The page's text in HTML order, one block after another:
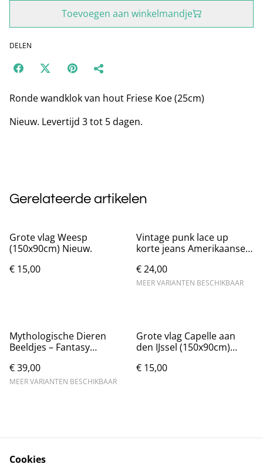
Toevoegen aan winkelmandje
DELEN
Ronde wandklok van hout Friese Koe (25cm)
Nieuw. Levertijd 3 tot 5 dagen.
Gerelateerde artikelen
Grote vlag Weesp
(150x90cm) Nieuw.
€ 15,00
Vintage punk lace up
korte jeans Amerikaanse
€ 24,00
MEER VARIANTEN BESCHIKBAAR
Mythologische Dieren
Beeldjes – Fantasy
€ 39,00
MEER VARIANTEN BESCHIKBAAR
Grote vlag Capelle aan
den IJssel (150x90cm)
€ 15,00
Cookies